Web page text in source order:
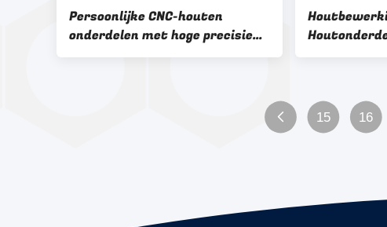
Persoonlijke CNC-houten
onderdelen met hoge precisie
De ultieme oplossing voor
15 16